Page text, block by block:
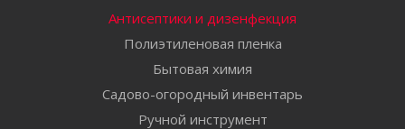
Антисептики и дизенфекция
Полиэтиленовая пленка
Бытовая химия
Садово-огородный инвентарь
Ручной инструмент